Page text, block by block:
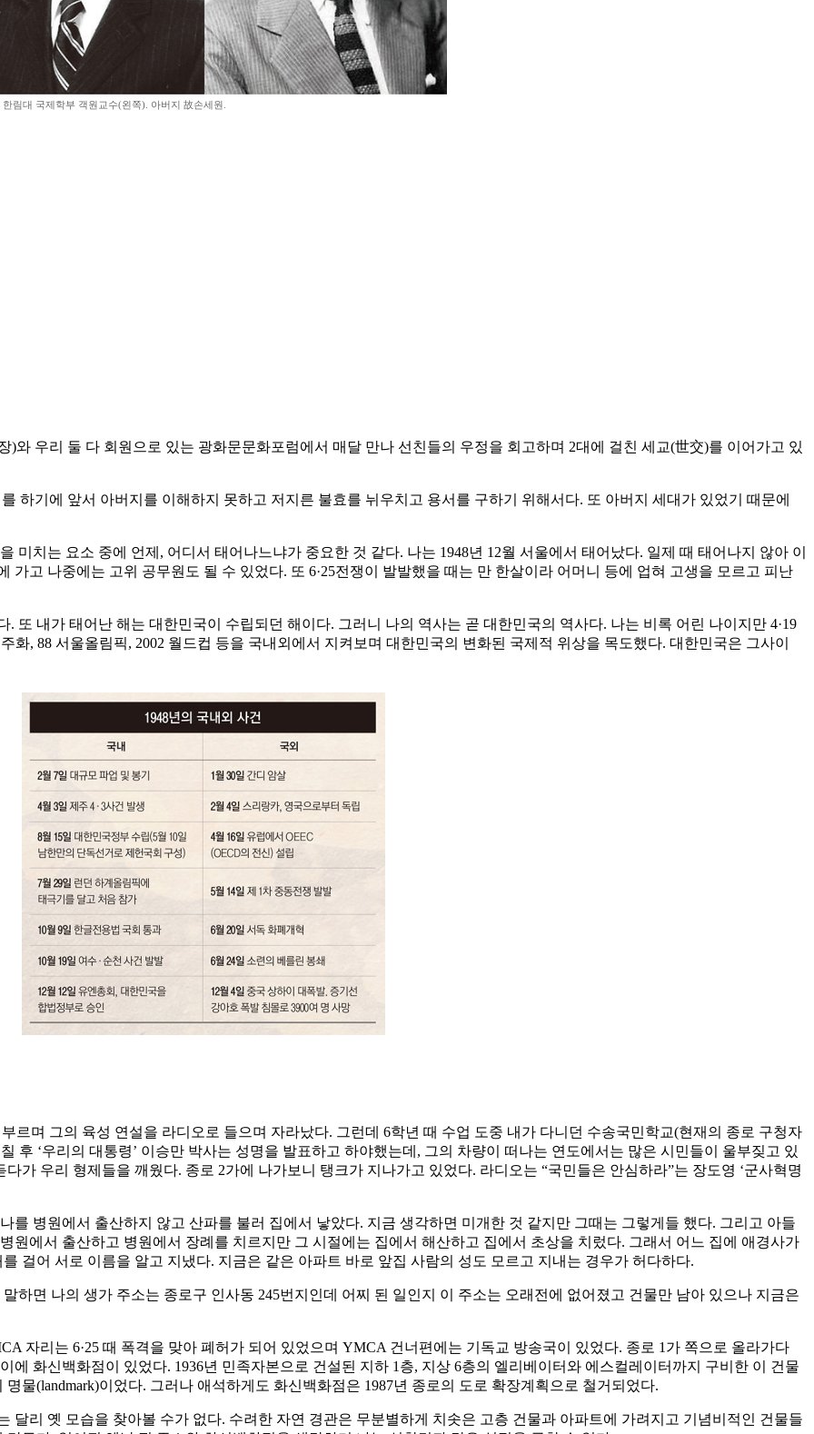
림대 국제학부 객원교수(왼쪽). 아버지 故손세원.
와 우리 둘 다 회원으로 있는 광화문문화포럼에서 매달 만나 선친들의 우정을 회고하며 2대에 걸친 세교(世交)를 이어가고 있
하기에 앞서 아버지를 이해하지 못하고 저지른 불효를 뉘우치고 용서를 구하기 위해서다. 또 아버지 세대가 있었기 때문에
미치는 요소 중에 언제, 어디서 태어나느냐가 중요한 것 같다. 나는 1948년 12월 서울에서 태어났다. 일제 때 태어나지 않아 이
고 나중에는 고위 공무원도 될 수 있었다. 또 6·25전쟁이 발발했을 때는 만 한살이라 어머니 등에 업혀 고생을 모르고 피난
또 내가 태어난 해는 대한민국이 수립되던 해이다. 그러니 나의 역사는 곧 대한민국의 역사다. 나는 비록 어린 나이지만 4·19
화, 88 서울올림픽, 2002 월드컵 등을 국내외에서 지켜보며 대한민국의 변화된 국제적 위상을 목도했다. 대한민국은 그사이
르며 그의 육성 연설을 라디오로 들으며 자라났다. 그런데 6학년 때 수업 도중 내가 다니던 수송국민학교(현재의 종로 구청자
후 ‘우리의 대통령’ 이승만 박사는 성명을 발표하고 하야했는데, 그의 차량이 떠나는 연도에서는 많은 시민들이 울부짖고 있
가 우리 형제들을 깨웠다. 종로 2가에 나가보니 탱크가 지나가고 있었다. 라디오는 “국민들은 안심하라”는 장도영 ‘군사혁명
를 병원에서 출산하지 않고 산파를 불러 집에서 낳았다. 지금 생각하면 미개한 것 같지만 그때는 그렇게들 했다. 그리고 아들
원에서 출산하고 병원에서 장례를 치르지만 그 시절에는 집에서 해산하고 집에서 초상을 치렀다. 그래서 어느 집에 애경사가
걸어 서로 이름을 알고 지냈다. 지금은 같은 아파트 바로 앞집 사람의 성도 모르고 지내는 경우가 허다하다.
하면 나의 생가 주소는 종로구 인사동 245번지인데 어찌 된 일인지 이 주소는 오래전에 없어졌고 건물만 남아 있으나 지금은
자리는 6·25 때 폭격을 맞아 폐허가 되어 있었으며 YMCA 건너편에는 기독교 방송국이 있었다. 종로 1가 쪽으로 올라가다
화신백화점이 있었다. 1936년 민족자본으로 건설된 지하 1층, 지상 6층의 엘리베이터와 에스컬레이터까지 구비한 이 건물
물(landmark)이었다. 그러나 애석하게도 화신백화점은 1987년 종로의 도로 확장계획으로 철거되었다.
달리 옛 모습을 찾아볼 수가 없다. 수려한 자연 경관은 무분별하게 치솟은 고층 건물과 아파트에 가려지고 기념비적인 건물들